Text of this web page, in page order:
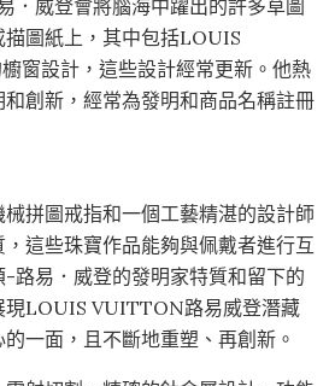
．威登會將腦海中躍出的許多草圖
圖紙上，其中包括LOUIS
窗設計，這些設計經常更新。他熱
創新，經常為發明和商品名稱註冊
拼圖戒指和一個工藝精湛的設計師
這些珠寶作品能夠與佩戴者進行互
路易．威登的發明家特質和留下的
現LOUIS VUITTON路易威登潛藏
一面，且不斷地重塑、再創新。